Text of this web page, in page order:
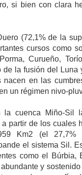
si bien con clara
(72,1% de la
cursos como
Curueño,
de la fusión del Luna
nacen en las
un régimen nivo-
la cuenca Miño-Sil
a partir de los cuales
Km2 (el 27,7%
el sistema Sil.
como el Búrbia,
y